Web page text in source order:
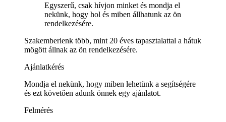
Egyszerű, csak hívjon minket és mondja el
nekünk, hogy hol és miben állhatunk az ön
rendelkezésére.
Szakemberienk több, mint 20 éves tapasztalattal a hátuk
mögött állnak az ön rendelkezésére.
Ajánlatkérés
Mondja el nekünk, hogy miben lehetünk a segítségére
és ezt követően adunk önnek egy ajánlatot.
Felmérés